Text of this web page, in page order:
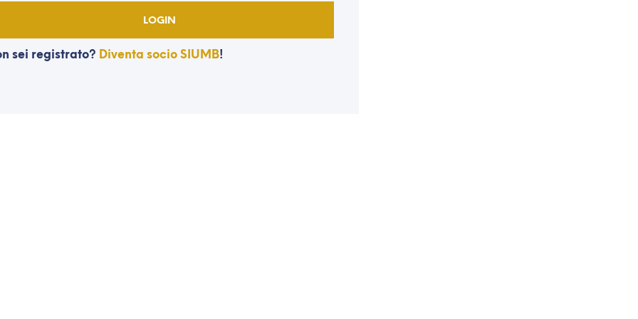
sei registrato? Diventa socio SIUMB!